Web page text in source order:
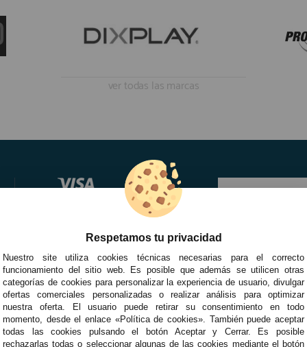
ver todas las marcas
Respetamos tu privacidad
Nuestro site utiliza cookies técnicas necesarias para el correcto
funcionamiento del sitio web. Es posible que además se utilicen otras
categorías de cookies para personalizar la experiencia de usuario, divulgar
ofertas comerciales personalizadas o realizar análisis para optimizar
nuestra oferta. El usuario puede retirar su consentimiento en todo
momento, desde el enlace «Política de cookies». También puede aceptar
todas las cookies pulsando el botón Aceptar y Cerrar. Es posible
rechazarlas todas o seleccionar algunas de las cookies mediante el botón